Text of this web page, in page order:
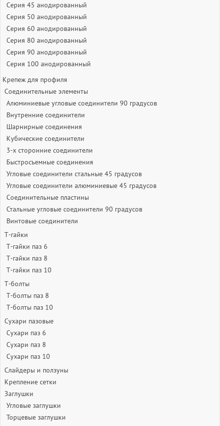
Серия 45 анодированный
Серия 50 анодированный
Серия 60 анодированный
Серия 80 анодированный
Серия 90 анодированный
Серия 100 анодированный
Крепеж для профиля
Соединительные элементы
Алюминиевые угловые соединители 90 градусов
Внутренние соединители
Шарнирные соединения
Кубические соединители
3-х сторонние соединители
Быстросъемные соединения
Угловые соединители стальные 45 градусов
Угловые соединители алюминиевые 45 градусов
Соединительные пластины
Стальные угловые соединители 90 градусов
Винтовые соединители
Т-гайки
Т-гайки паз 6
Т-гайки паз 8
Т-гайки паз 10
Т-болты
Т-болты паз 8
Т-болты паз 10
Сухари пазовые
Сухари паз 6
Сухари паз 8
Сухари паз 10
Слайдеры и ползуны
Крепление сетки
Заглушки
Угловые заглушки
Торцевые заглушки